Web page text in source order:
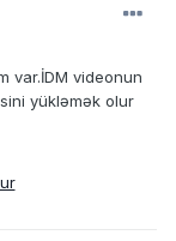
var.İDM videonun
yükləmək olur